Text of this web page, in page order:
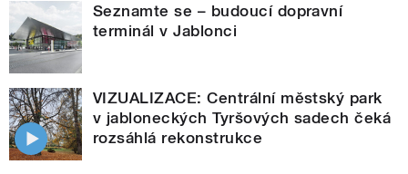
Seznamte se – budoucí dopravní
terminál v Jablonci
VIZUALIZACE: Centrální městský park
v jabloneckých Tyršových sadech čeká
rozsáhlá rekonstrukce